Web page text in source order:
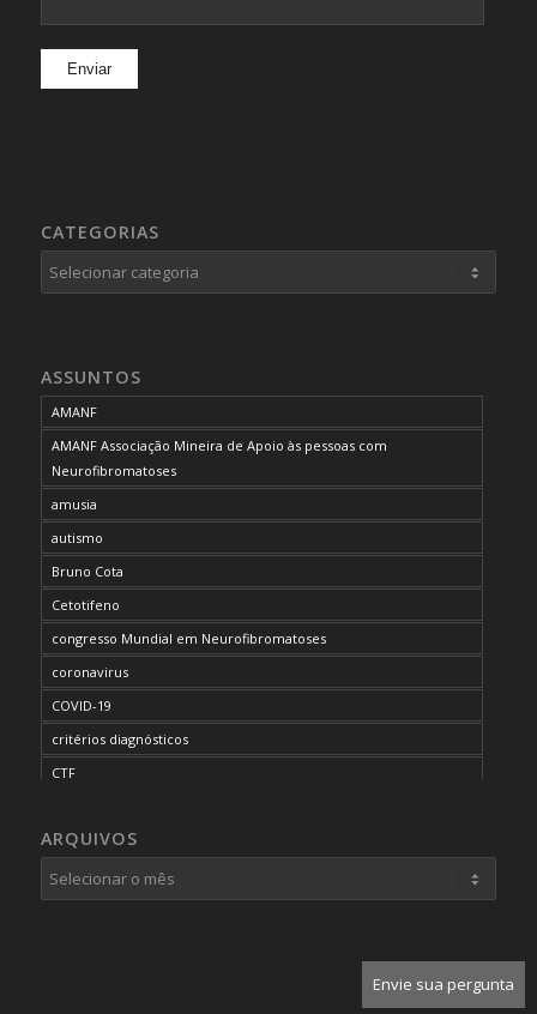
Envie sua pergunta
CATEGORIAS
Categorias
ASSUNTOS
AMANF
AMANF Associação Mineira de Apoio às pessoas com
Neurofibromatoses
amusia
autismo
Bruno Cota
Cetotifeno
congresso Mundial em Neurofibromatoses
coronavirus
COVID-19
critérios diagnósticos
CTF
desordem do processamento auditivo
diagnóstico
ARQUIVOS